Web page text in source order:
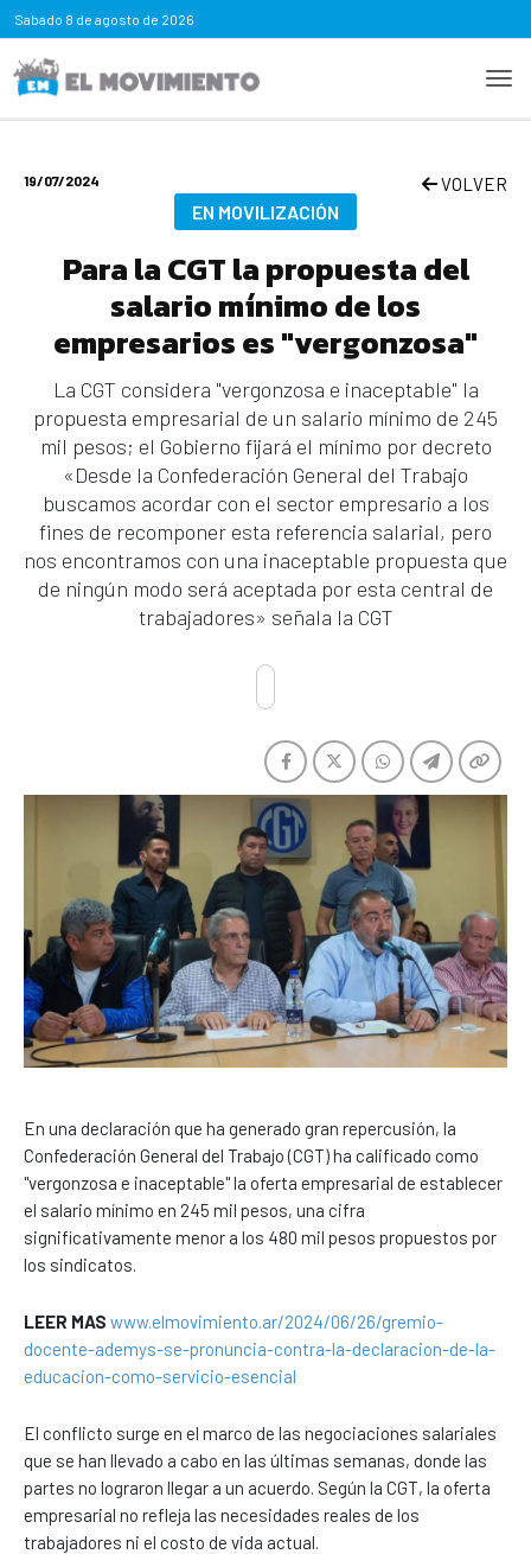
Sabado 8 de agosto de 2026
19/07/2024 VOLVER
EN MOVILIZACIÓN
Para la CGT la propuesta del
salario mínimo de los
empresarios es "vergonzosa"
La CGT considera "vergonzosa e inaceptable" la
propuesta empresarial de un salario mínimo de 245
mil pesos; el Gobierno fijará el mínimo por decreto
«Desde la Confederación General del Trabajo
buscamos acordar con el sector empresario a los
fines de recomponer esta referencia salarial, pero
nos encontramos con una inaceptable propuesta que
de ningún modo será aceptada por esta central de
trabajadores» señala la CGT
En una declaración que ha generado gran repercusión, la
Confederación General del Trabajo (CGT) ha calificado como
"vergonzosa e inaceptable" la oferta empresarial de establecer
el salario mínimo en 245 mil pesos, una cifra
significativamente menor a los 480 mil pesos propuestos por
los sindicatos.
LEER MAS www.elmovimiento.ar/2024/06/26/gremio-
docente-ademys-se-pronuncia-contra-la-declaracion-de-la-
educacion-como-servicio-esencial
El conflicto surge en el marco de las negociaciones salariales
que se han llevado a cabo en las últimas semanas, donde las
partes no lograron llegar a un acuerdo. Según la CGT, la oferta
empresarial no refleja las necesidades reales de los
trabajadores ni el costo de vida actual.